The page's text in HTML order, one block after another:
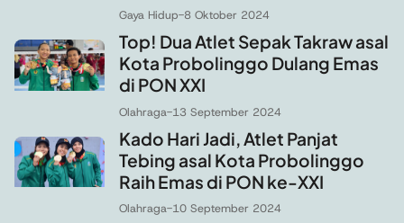
Gaya Hidup-8 Oktober 2024
Top! Dua Atlet Sepak Takraw asal
Kota Probolinggo Dulang Emas
di PON XXI
Olahraga-13 September 2024
Kado Hari Jadi, Atlet Panjat
Tebing asal Kota Probolinggo
Raih Emas di PON ke-XXI
Olahraga-10 September 2024